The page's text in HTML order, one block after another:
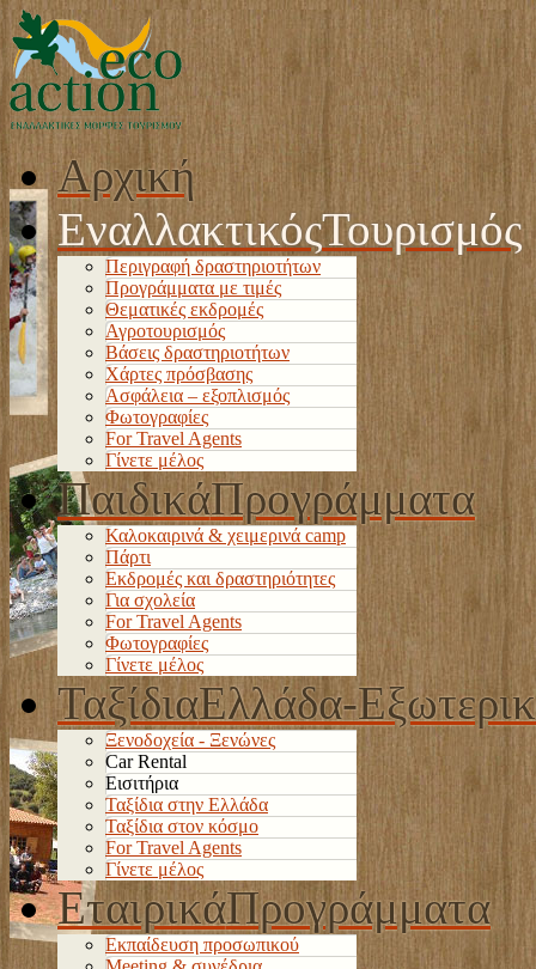
Αρχική
ΕναλλακτικόςΤουρισμός
Περιγραφή δραστηριοτήτων
Προγράμματα με τιμές
Θεματικές εκδρομές
Αγροτουρισμός
Βάσεις δραστηριοτήτων
Χάρτες πρόσβασης
Ασφάλεια – εξοπλισμός
Φωτογραφίες
For Travel Agents
Γίνετε μέλος
ΠαιδικάΠρογράμματα
Καλοκαιρινά & χειμερινά camp
Πάρτι
Εκδρομές και δραστηριότητες
Για σχολεία
For Travel Agents
Φωτογραφίες
Γίνετε μέλος
ΤαξίδιαΕλλάδα-
Ξενοδοχεία - Ξενώνες
Car Rental
Εισιτήρια
Ταξίδια στην Ελλάδα
Ταξίδια στον κόσμο
For Travel Agents
Γίνετε μέλος
ΕταιρικάΠρογράμματα
Εκπαίδευση προσωπικού